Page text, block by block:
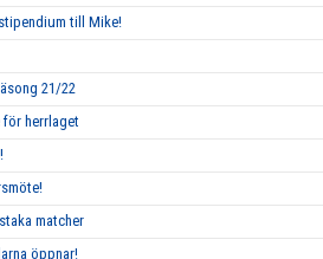
till Mike!
21/22
herrlaget
matcher
öppnar!